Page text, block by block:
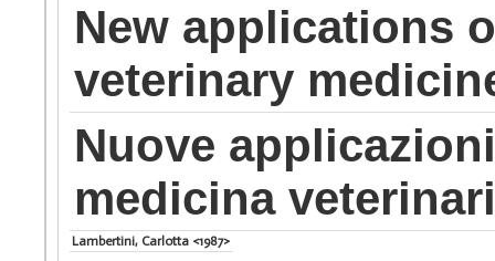
New applications
veterinary
Nuove
medicina
Lambertini, Carlotta <1987>